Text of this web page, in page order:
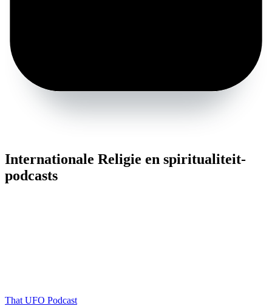
Internationale Religie en spiritualiteit-
podcasts
That UFO Podcast